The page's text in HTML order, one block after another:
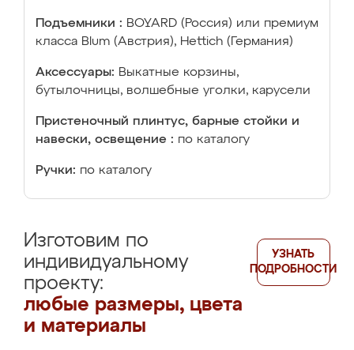
Подъемники : BOYARD (Россия) или премиум
класса Blum (Австрия), Hettich (Германия)
Аксессуары: Выкатные корзины,
бутылочницы, волшебные уголки, карусели
Пристеночный плинтус, барные стойки и
навески, освещение : по каталогу
Ручки: по каталогу
Изготовим по
индивидуальному
проекту:
любые размеры, цвета
и материалы
УЗНАТЬ
ПОДРОБНОСТИ